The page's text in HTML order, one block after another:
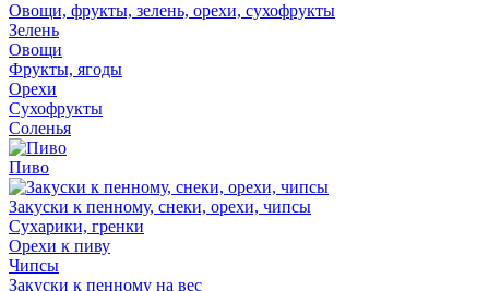
Овощи, фрукты, зелень, орехи, сухофрукты
Зелень
Овощи
Фрукты, ягоды
Орехи
Сухофрукты
Соленья
Пиво
Закуски к пенному, снеки, орехи, чипсы
Сухарики, гренки
Орехи к пиву
Чипсы
Закуски к пенному на вес